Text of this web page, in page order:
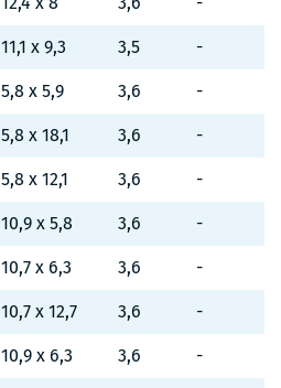
11,1 x 9,3 3,5 -
5,8 x 5,9 3,6 -
5,8 x 18,1 3,6 -
5,8 x 12,1 3,6 -
10,9 x 5,8 3,6 -
10,7 x 6,3 3,6 -
10,7 x 12,7 3,6 -
10,9 x 6,3 3,6 -